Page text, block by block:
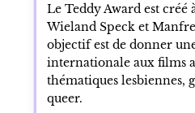
Le Teddy Award est créé
Wieland Speck et
objectif est de donner
internationale aux films
thématiques lesbiennes,
queer.